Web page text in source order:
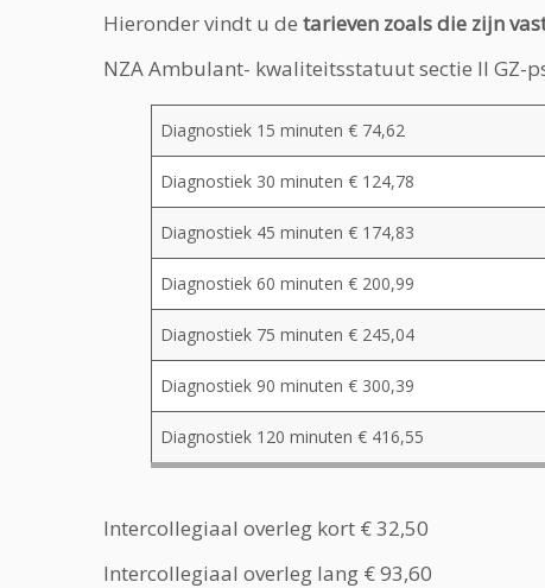
Hieronder vindt u de tarieven zoals die zijn
NZA Ambulant- kwaliteitsstatuut sectie II GZ-
Diagnostiek 15 minuten € 74,62
Diagnostiek 30 minuten € 124,78
Diagnostiek 45 minuten € 174,83
Diagnostiek 60 minuten € 200,99
Diagnostiek 75 minuten € 245,04
Diagnostiek 90 minuten € 300,39
Diagnostiek 120 minuten € 416,55
Intercollegiaal overleg kort € 32,50
Intercollegiaal overleg lang € 93,60